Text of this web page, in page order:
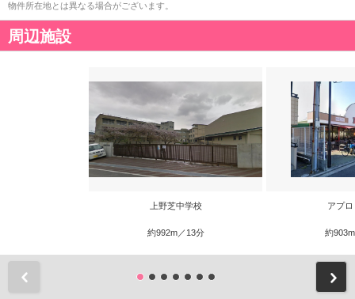
物件所在地とは異なる場合がございます。
周辺施設
上野芝中学校
約992m／13分
アプ
約